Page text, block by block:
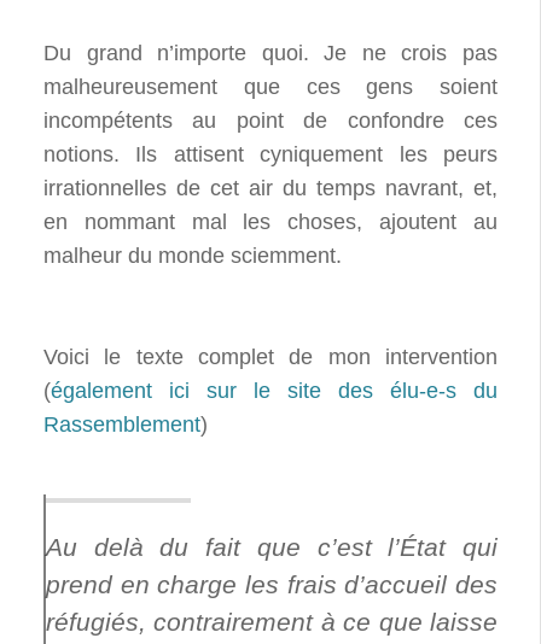
Du grand n’importe quoi. Je ne crois pas
malheureusement que ces gens soient
incompétents au point de confondre ces
notions. Ils attisent cyniquement les peurs
irrationnelles de cet air du temps navrant, et,
en nommant mal les choses, ajoutent au
malheur du monde sciemment.
Voici le texte complet de mon intervention
(également ici sur le site des élu-e-s du
Rassemblement)
Au delà du fait que c’est l’État qui
prend en charge les frais d’accueil des
réfugiés, contrairement à ce que laisse